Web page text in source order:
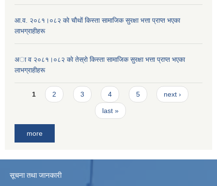
आ.व. २०८१।०८२ काे चाैथाें किस्ता सामाजिक सुरक्षा भत्ता प्राप्त भएका
लाभग्राहीहरू
अा व २०८१।०८२ काे तेस्राे किस्ता सामाजिक सुरक्षा भत्ता प्राप्त भएका
लाभग्राहीहरू
Pages
1 2 3 4 5 next ›
last »
more
सूचना तथा जानकारी